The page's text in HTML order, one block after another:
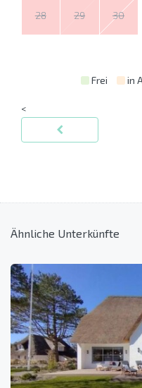
28 29 30
Frei in
<
Ähnliche Unterkünfte